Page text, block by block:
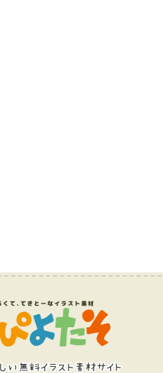
い無料イラスト素材サイト